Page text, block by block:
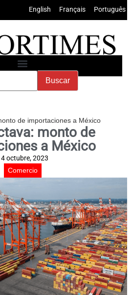
English Français Português
de importaciones a México
monto de
a México
octubre, 2023
Comercio